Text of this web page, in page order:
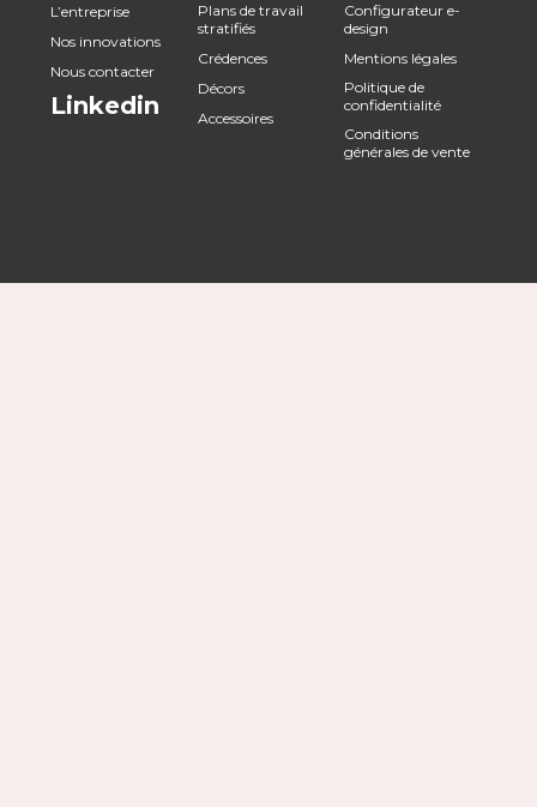
L’entreprise
Nos innovations
Nous contacter
Linkedin
Plans de travail
stratifiés
Crédences
Décors
Accessoires
Configurateur e-
design
Mentions légales
Politique de
confidentialité
Conditions
générales de vente